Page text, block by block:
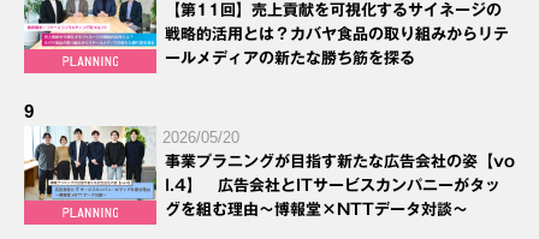
【第11回】売上貢献を可視化するサイネージの
戦略的活用とは？カバヤ食品の取り組みからリテ
ールメディアの新たな勝ち筋を探る
9
2026/05/20
事業プラニングが目指す新たな広告会社の姿【vo
l.4】 広告会社とITサービスカンパニーがタッ
グを組む理由～博報堂×NTTデータ対談～